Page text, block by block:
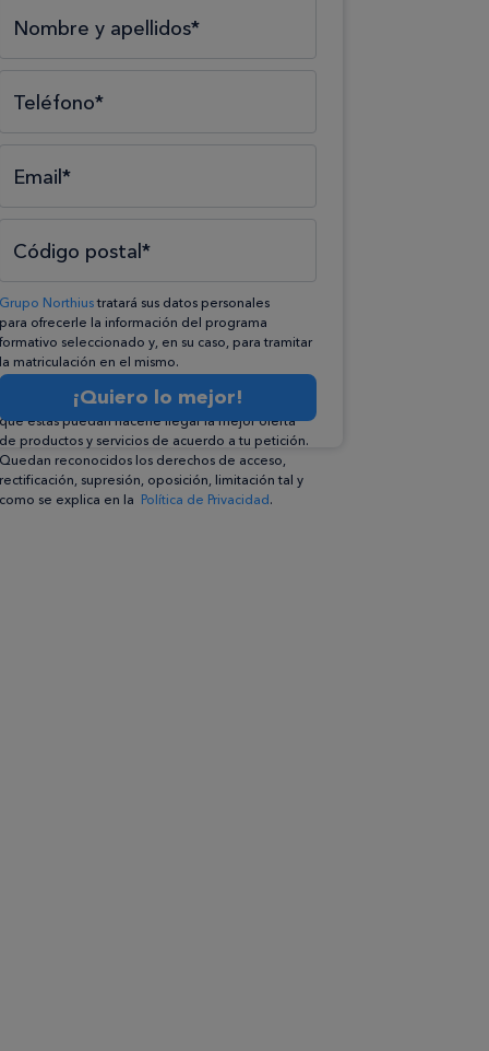
Nombre y apellidos*
Teléfono*
Email*
Código postal*
Grupo Northiustratará sus datos personales
para ofrecerle la información del programa
formativo seleccionado y, en su caso, para tramitar
la matriculación en el mismo.
Compartiremos su solicitud con las empresas que
conforman elGrupo Northius, con el objeto de
que éstas puedan hacerle llegar la mejor oferta
de productos y servicios de acuerdo a tu petición.
Quedan reconocidos los derechos de acceso,
rectificación, supresión, oposición, limitación tal y
como se explica en la Política de Privacidad.
¡Quiero lo mejor!